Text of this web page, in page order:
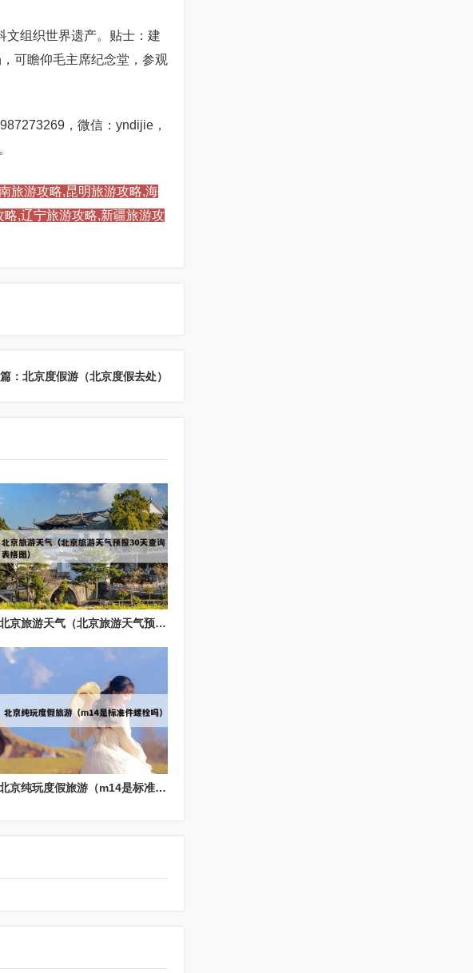
文组织世界遗产。贴士：建
可瞻仰毛主席纪念堂，参观
，微信：yndijie，
旅游攻略,昆明旅游攻略,海
,辽宁旅游攻略,新疆旅游攻
：北京度假游（北京度假去处）
北京旅游天气（北京旅游天气预报30天查询表格图）
北京纯玩度假旅游（m14是标准件螺栓吗）